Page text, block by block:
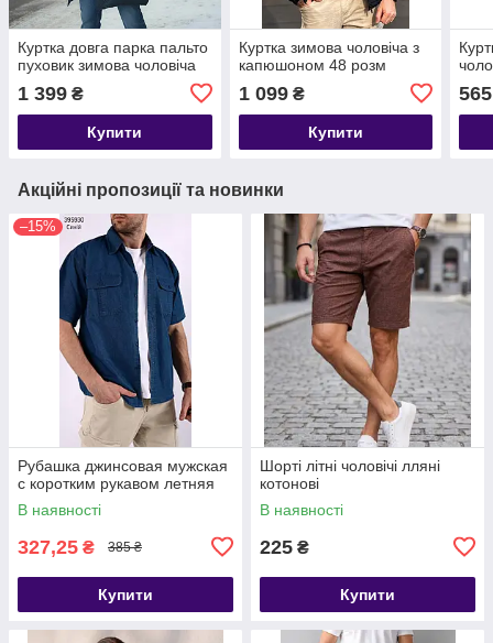
Куртка довга парка пальто
пуховик зимова чоловіча
1 399 ₴
Купити
Куртка зимова чоловіча з
капюшоном 48 розм
1 099₴
Купити
565
Акційні пропозиції та новинки
–15%
Рубашка джинсовая мужская
с коротким рукавом летняя
В наявності
327,25 ₴ 385 ₴
Купити
Шорті літні чоловічі лляні
котонові
В наявності
225 ₴
Купити